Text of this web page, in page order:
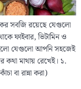
সবজি রয়েছে যেগুলো
ফাইবার, ভিটামিন ও
যেগুলো আপনি সহজেই
কথা মাথায় রেখেই। ১.
বা রান্না করা)